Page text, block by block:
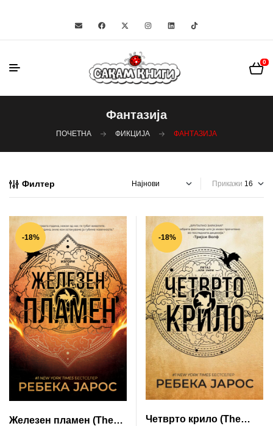
0
Фантазија
ПОЧЕТНА ФИКЦИЈА ФАНТАЗИЈА
Филтер Прикажи
-18%
Железен пламен (The
-18%
Четврто крило (The